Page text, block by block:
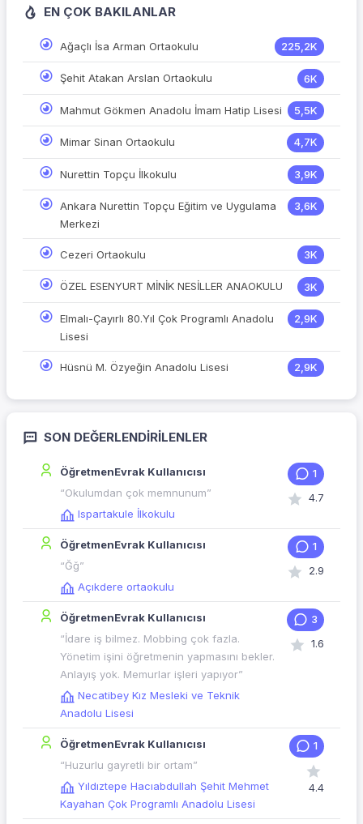
EN ÇOK BAKILANLAR
Ağaçlı İsa Arman Ortaokulu 225,2K
Şehit Atakan Arslan Ortaokulu 6K
Mahmut Gökmen Anadolu İmam Hatip Lisesi 5,5K
Mimar Sinan Ortaokulu 4,7K
Nurettin Topçu İlkokulu 3,9K
Ankara Nurettin Topçu Eğitim ve Uygulama
Merkezi
3,6K
Cezeri Ortaokulu 3K
ÖZEL ESENYURT MİNİK NESİLLER ANAOKULU 3K
Elmalı-Çayırlı 80.Yıl Çok Programlı Anadolu
Lisesi
2,9K
Hüsnü M. Özyeğin Anadolu Lisesi 2,9K
SON DEĞERLENDIRILENLER
ÖğretmenEvrak Kullanıcısı
“Okulumdan çok memnunum”
Ispartakule İlkokulu
1
4.7
ÖğretmenEvrak Kullanıcısı
“Ğğ”
Açıkdere ortaokulu
1
2.9
ÖğretmenEvrak Kullanıcısı
“İdare iş bilmez. Mobbing çok fazla.
Yönetim işini öğretmenin yapmasını bekler.
Anlayış yok. Memurlar işleri yapıyor”
Necatibey Kız Mesleki ve Teknik
Anadolu Lisesi
3
1.6
ÖğretmenEvrak Kullanıcısı
“Huzurlu gayretli bir ortam”
Yıldıztepe Hacıabdullah Şehit Mehmet
Kayahan Çok Programlı Anadolu Lisesi
1
4.4